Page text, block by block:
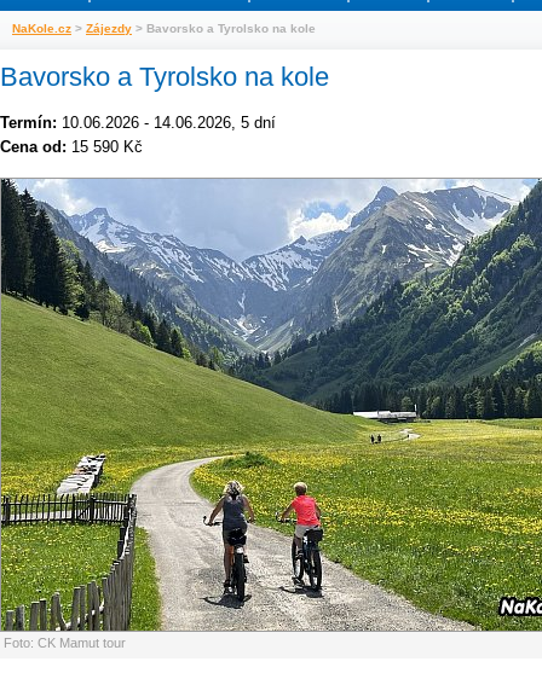
NaKole.cz > Zájezdy > Bavorsko a Tyrolsko na kole
Bavorsko a Tyrolsko na kole
Termín: 10.06.2026 - 14.06.2026, 5 dní
Cena od: 15 590 Kč
Foto: CK Mamut tour